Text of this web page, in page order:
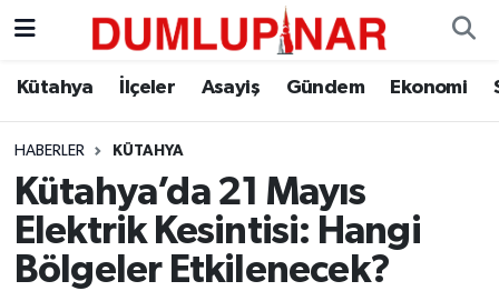
Kütahya İlçeler Asayiş Gündem Ekonomi
HABERLER KÜTAHYA
Kütahya’da 21 Mayıs
Elektrik Kesintisi: Hangi
Bölgeler Etkilenecek?
Asayiş
Diğer
Dünya
Eğitim
Kütahya Hava Durumu
Kütahya Trafik Yoğunluk Haritası
Süper Lig Puan Durumu ve Fikstür
Tüm Manşetler